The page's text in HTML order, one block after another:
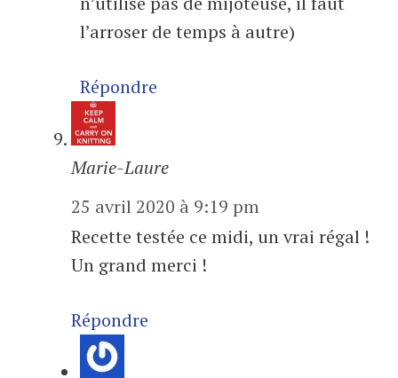
l’arroser de temps à autre)
Répondre
Marie-Laure
25 avril 2020 à 9:19 pm
Recette testée ce midi, un vrai régal !
Un grand merci !
Répondre